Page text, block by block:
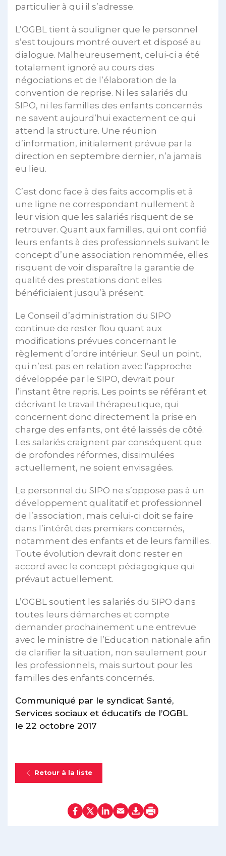
particulier à qui il s’adresse.
L’OGBL tient à souligner que le personnel
s’est toujours montré ouvert et disposé au
dialogue. Malheureusement, celui-ci a été
totalement ignoré au cours des
négociations et de l’élaboration de la
convention de reprise. Ni les salariés du
SIPO, ni les familles des enfants concernés
ne savent aujourd’hui exactement ce qui
attend la structure. Une réunion
d’information, initialement prévue par la
direction en septembre dernier, n’a jamais
eu lieu.
C’est donc face à des faits accomplis et à
une ligne ne correspondant nullement à
leur vision que les salariés risquent de se
retrouver. Quant aux familles, qui ont confié
leurs enfants à des professionnels suivant le
concept d’une association renommée, elles
risquent de voir disparaître la garantie de
qualité des prestations dont elles
bénéficiaient jusqu’à présent.
Le Conseil d’administration du SIPO
continue de rester flou quant aux
modifications prévues concernant le
règlement d’ordre intérieur. Seul un point,
qui n’est pas en relation avec l’approche
développée par le SIPO, devrait pour
l’instant être repris. Les points se référant et
décrivant le travail thérapeutique, qui
concernent donc directement la prise en
charge des enfants, ont été laissés de côté.
Les salariés craignent par conséquent que
de profondes réformes, dissimulées
actuellement, ne soient envisagées.
Le personnel du SIPO ne s’oppose pas à un
développement qualitatif et professionnel
de l’association, mais celui-ci doit se faire
dans l’intérêt des premiers concernés,
notamment des enfants et de leurs familles.
Toute évolution devrait donc rester en
accord avec le concept pédagogique qui
prévaut actuellement.
L’OGBL soutient les salariés du SIPO dans
toutes leurs démarches et compte
demander prochainement une entrevue
avec le ministre de l’Education nationale afin
de clarifier la situation, non seulement pour
les professionnels, mais surtout pour les
familles des enfants concernés.
Communiqué par le syndicat Santé,
Services sociaux et éducatifs de l’OGBL
le 22 octobre 2017
Retour à la liste